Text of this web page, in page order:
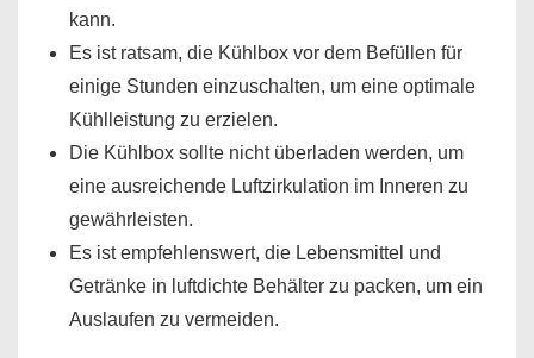
kann.
Es ist ratsam, die Kühlbox vor dem Befüllen für
einige Stunden einzuschalten, um eine optimale
Kühlleistung zu erzielen.
Die Kühlbox sollte nicht überladen werden, um
eine ausreichende Luftzirkulation im Inneren zu
gewährleisten.
Es ist empfehlenswert, die Lebensmittel und
Getränke in luftdichte Behälter zu packen, um ein
Auslaufen zu vermeiden.